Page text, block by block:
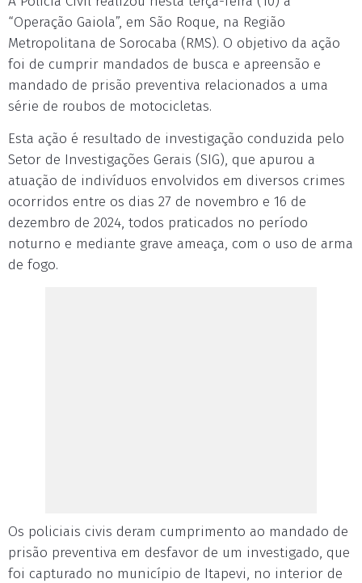
“Operação Gaiola”, em São Roque, na Região
Metropolitana de Sorocaba (RMS). O objetivo da ação
foi de cumprir mandados de busca e apreensão e
mandado de prisão preventiva relacionados a uma
série de roubos de motocicletas.
Esta ação é resultado de investigação conduzida pelo
Setor de Investigações Gerais (SIG), que apurou a
atuação de indivíduos envolvidos em diversos crimes
ocorridos entre os dias 27 de novembro e 16 de
dezembro de 2024, todos praticados no período
noturno e mediante grave ameaça, com o uso de arma
de fogo.
Os policiais civis deram cumprimento ao mandado de
prisão preventiva em desfavor de um investigado, que
foi capturado no município de Itapevi, no interior de